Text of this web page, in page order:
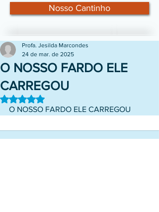
Nosso Cantinho
O NOSSO FARDO ELE
CARREGOU
Profa. Jesilda Marcondes
24 de mar. de 2025
Avaliado com NaN de 5 estrelas.
O NOSSO FARDO ELE CARREGOU